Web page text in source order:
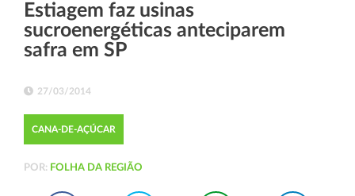
Estiagem faz usinas
sucroenergéticas anteciparem
safra em SP
27/03/2014
CANA-DE-AÇÚCAR
POR: FOLHA DA REGIÃO